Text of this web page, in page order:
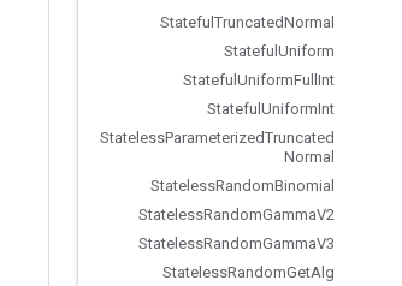
Stateful TruncatedNormal
Stateful Uniform
Stateful UniformFull Int
Stateful UniformInt
StatelessParameterizedTruncated
Normal
StatelessRandomBinomial
StatelessRandomGammaV2
StatelessRandomGammaV3
StatelessRandomGetAlg